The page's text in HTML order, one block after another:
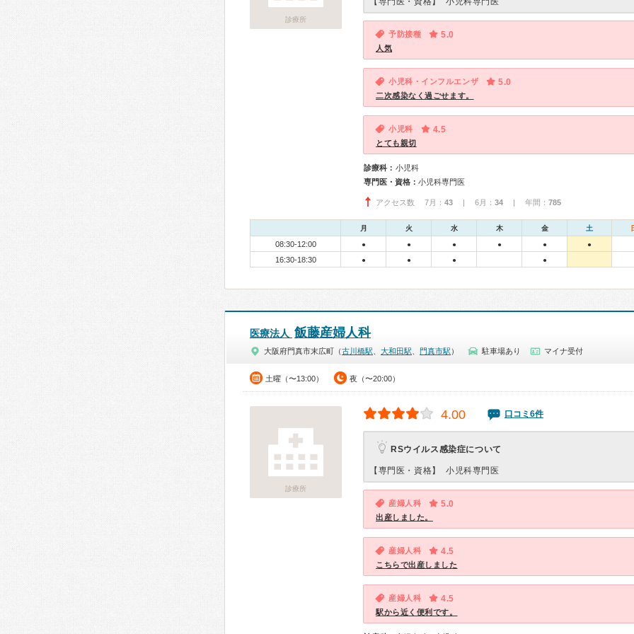
診療所
予防接種 5.0
人気
小児科・インフルエンザ 5.0
二次感染なく過ごせます。
小児科 4.5
とても親切
診療科： 小児科
専門医・資格： 小児科専門医
アクセス数 7月： 43 | 6月： 34 | 年間： 785
月 火 水 木 金 土
08:30-12:00 ● ● ● ● ● ●
16:30-18:30 ● ● ● ●
医療法人 飯藤産婦人科
大阪府門真市末広町（古川橋駅 大和田駅 門真市駅 ） 駐車場あり マイナ受付
土曜（〜13:00） 夜（〜20:00）
診療所
4.00 口コミ6件
RSウイルス感染症について
【専門医・資格】 小児科専門医
産婦人科 5.0
出産しました。
産婦人科 4.5
こちらで出産しました
産婦人科 4.5
駅から近く便利です。